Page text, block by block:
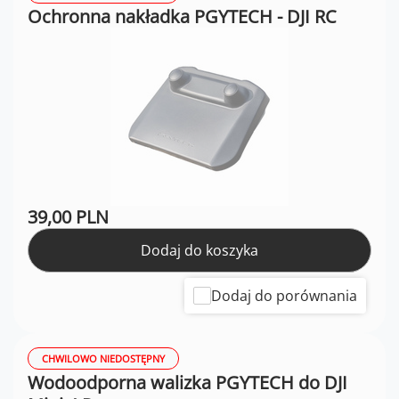
Ochronna nakładka PGYTECH - DJI RC
39,00 PLN
Dodaj do koszyka
Dodaj do porównania
CHWILOWO NIEDOSTĘPNY
Wodoodporna walizka PGYTECH do DJI